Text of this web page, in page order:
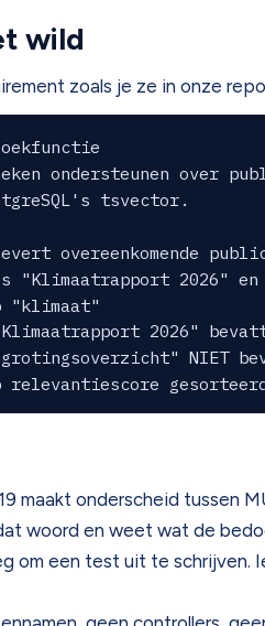
wild
zoals je ze in onze
ondersteunen over
tsvector.
overeenkomende
"Klimaatrapport 2026"
"klimaat"
2026"
NIET
maakt onderscheid tussen
woord en weet wat de
om een test uit te schrijven.